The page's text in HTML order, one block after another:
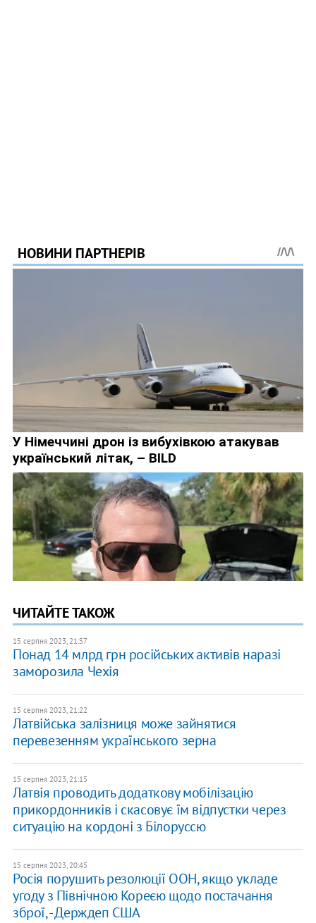
ЧИТАЙТЕ ТАКОЖ
15 серпня 2023, 21:57
Понад 14 млрд грн російських активів наразі
заморозила Чехія
15 серпня 2023, 21:22
Латвійська залізниця може зайнятися
перевезенням українського зерна
15 серпня 2023, 21:15
Латвія проводить додаткову мобілізацію
прикордонників і скасовує їм відпустки через
ситуацію на кордоні з Білоруссю
15 серпня 2023, 20:45
Росія порушить резолюції ООН, якщо укладе
угоду з Північною Кореєю щодо постачання
зброї, - Держдеп США